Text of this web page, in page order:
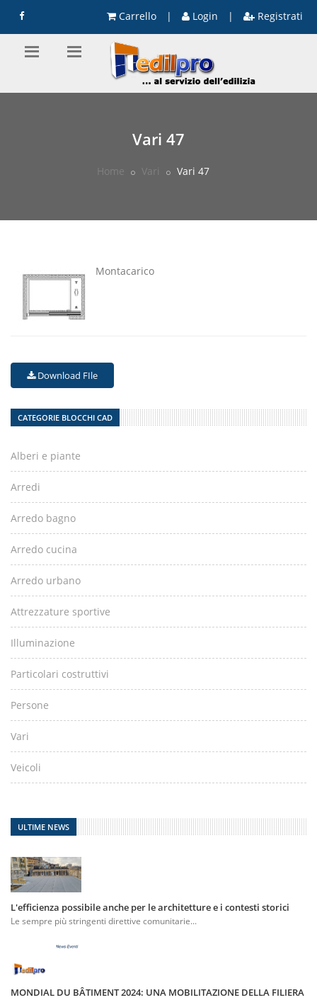
Carrello | Login | Registrati
Vari 47
Home Vari Vari 47
Montacarico
Download FIle
CATEGORIE BLOCCHI CAD
Alberi e piante
Arredi
Arredo bagno
Arredo cucina
Arredo urbano
Attrezzature sportive
Illuminazione
Particolari costruttivi
Persone
Vari
Veicoli
ULTIME NEWS
L'efficienza possibile anche per le architetture e i contesti storici
Le sempre più stringenti direttive comunitarie...
MONDIAL DU BÂTIMENT 2024: UNA MOBILITAZIONE DELLA FILIERA